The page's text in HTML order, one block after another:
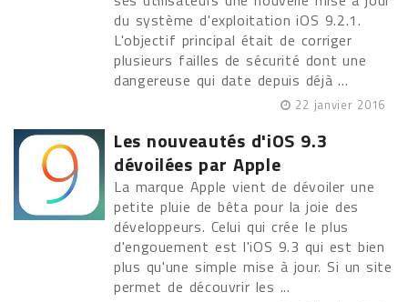
du système d'exploitation iOS 9.2.1.
L'objectif principal était de corriger
plusieurs failles de sécurité dont une
dangereuse qui date depuis déjà ...
22 janvier 2016
Les nouveautés d'iOS 9.3
dévoilées par Apple
La marque Apple vient de dévoiler une
petite pluie de bêta pour la joie des
développeurs. Celui qui crée le plus
d'engouement est l'iOS 9.3 qui est bien
plus qu'une simple mise à jour. Si un site
permet de découvrir les ...